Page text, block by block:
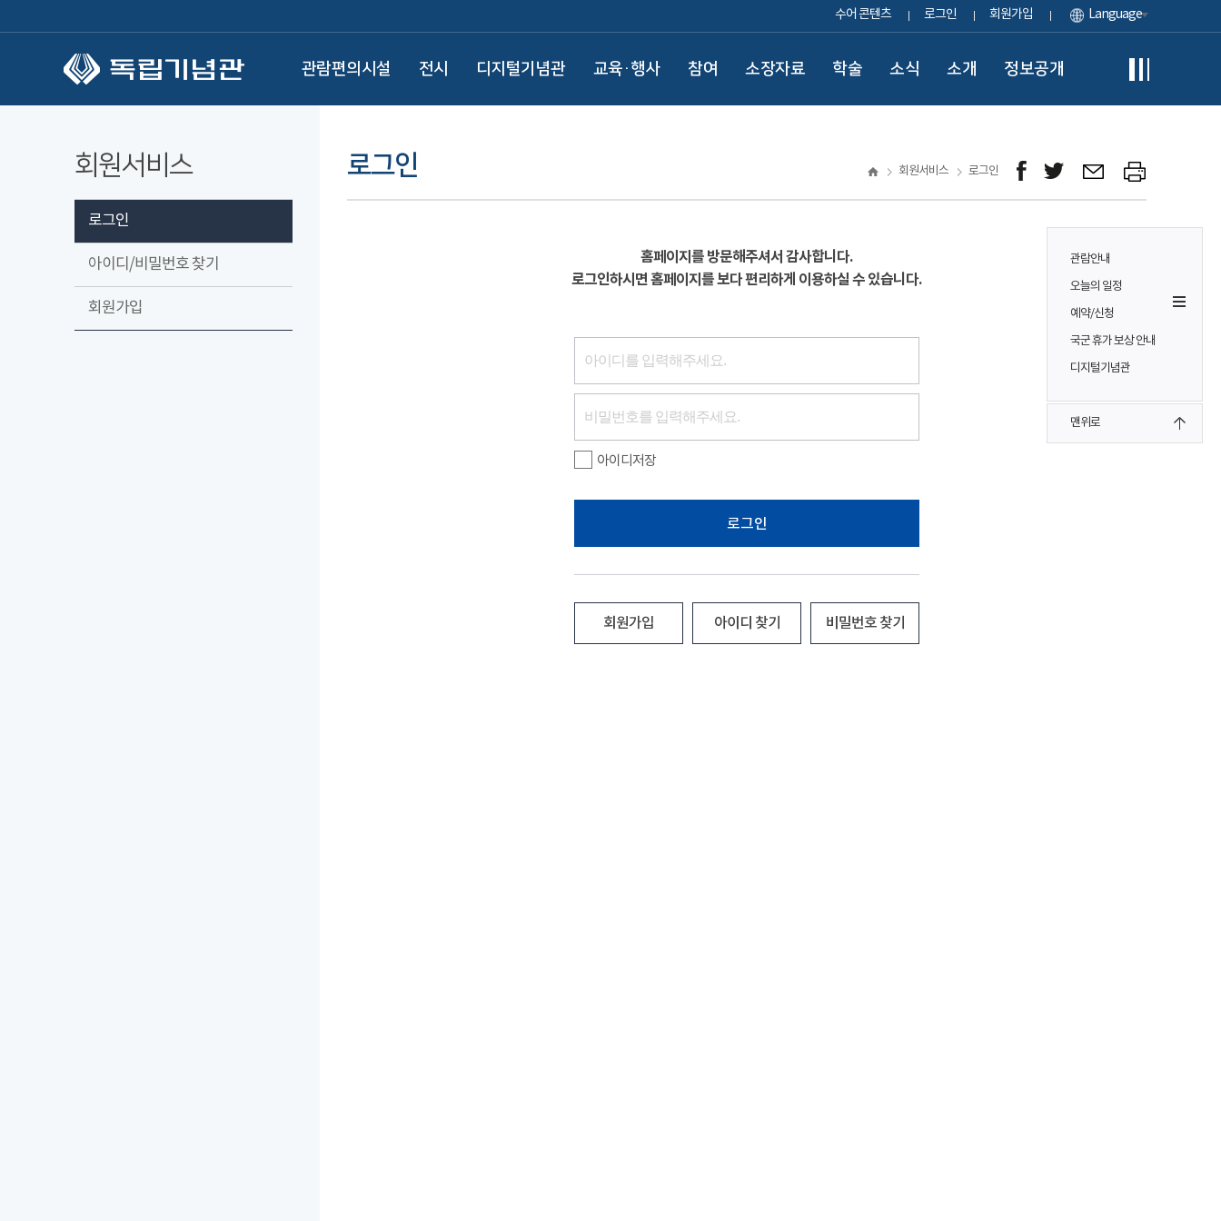
수어 콘텐츠 로그인 회원가입 Language
관람편의시설 전시 디지털기념관 교육·행사 참여 소장자료 학술 소식 소개 정보공개
관람안내
오늘의 일정
예약/신청
국군 휴가 보상 안내
디지털기념관
맨위로
회원서비스
로그인
아이디/비밀번호 찾기
회원가입
로그인 회원서비스 로그인
홈페이지를 방문해주셔서 감사합니다.
로그인하시면 홈페이지를 보다 편리하게 이용하실 수 있습니다.
아이디저장
로그인
회원가입 아이디 찾기 비밀번호 찾기